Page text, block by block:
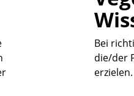
Bei
die/der
erzielen.